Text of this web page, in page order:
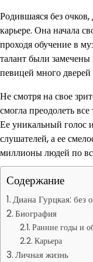
Родившаяся без
карьере. Она начала
проходя обучение в
талант были
певицей много
Не смотря на свое
смогла преодолеть
Ее уникальный голос
слушателей, а ее
миллионы людей по
Содержание
Диана Гурцкая: без
Биография
Ранние годы и
Карьера
Личная жизнь